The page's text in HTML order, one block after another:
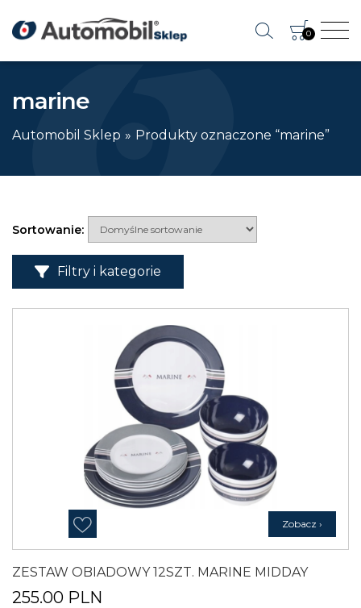
0
marine
Automobil Sklep Produkty oznaczone “marine”
Filtry i kategorie
ZESTAW OBIADOWY 12SZT. MARINE MIDDAY
255.00 PLN